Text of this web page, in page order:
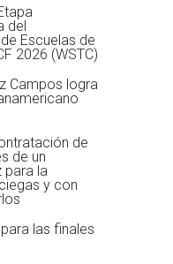
del
Escuelas de
2026 (WSTC)
Campos logra
de
de un
para la
y con
las finales